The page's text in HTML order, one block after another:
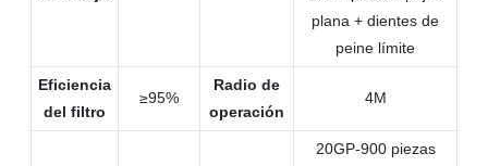
plana + dientes de
peine límite
Eficiencia
del filtro
≥95%
Radio de
operación
4M
20GP-900 piezas